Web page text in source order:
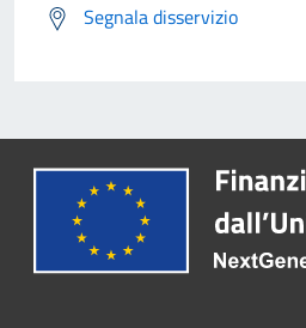
Segnala disservizio